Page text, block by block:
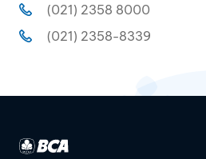
(021) 2358 8000
(021) 2358-8339